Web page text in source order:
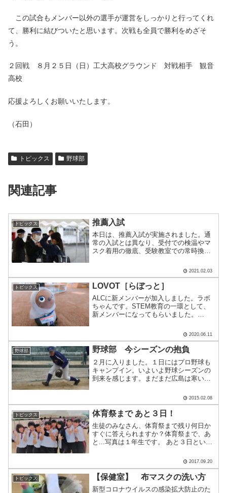
この試合もメンバー以外の選手が運営をしっかりと行ってくれ
て、勝利に結びついたと思います。次戦も全員で勝利をめざそ
う。
２回戦 ８月２５日（日）工大高校グラウンド 対戦相手 観音
高校
応援よろしくお願いいたします。
（石田）
トピックス 野球部
関連記事
トピックス 推薦入試
本日は、推薦入試が実施されました。通
常の入試とは異なり、受付での検温やマ
スク着用の徹底、受験教室での常時換気
気を付けなければならない点が多かった
と思います。受験生一人一人が自分の実
力を発揮できていれば幸い.....
2021.02.03
トピックス LOVOT［らぼっと］
ALCに新メンバーが加入しました。ラボ
ちゃんです。STEM教育の一環として、
新メンバーになってもらいました。
Mathematicsそれぞれの頭文字を取.....
2020.06.11
野球部 野球部 今シーズンの抱負
２月に入りました。１日にはプロ野球も
キャンプイン。いよいよ野球シーズンの
到来を感じます。まだまだ広島は寒いで
（日）が試合の解禁日となります。まさ
にあと１か月ですね。 野球部も同日に
グループの再編成を行いました.....
2015.02.08
トピックス 体育祭まで あと３日！
生徒のみなさん、体育祭まで残り何日か
すぐに答えられますか？体育祭まで、あ
と...写真は１年生です。 あと３日という
１年生にとっては、初めての体育祭です
対象の種目は.......
2017.09.20
トピックス 【保健室】 布マスクの洗い方
新型コロナウイルスの感染拡大防止のた